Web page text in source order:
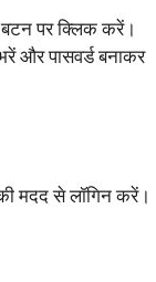
बटन पर क्लिक करें।
और पासवर्ड बनाकर
मदद से लॉगिन करें।